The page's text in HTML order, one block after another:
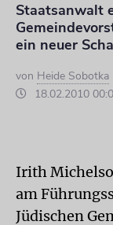
Staatsanwalt
ein neuer
von Heide Sobotka
18.02.2010
Irith
am
Jüdischen